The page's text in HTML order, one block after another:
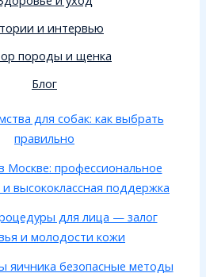
и интервью
породы и щенка
Блог
для собак: как выбрать
правильно
Москве: профессиональное
высококлассная поддержка
для лица — залог
и молодости кожи
яичника безопасные методы